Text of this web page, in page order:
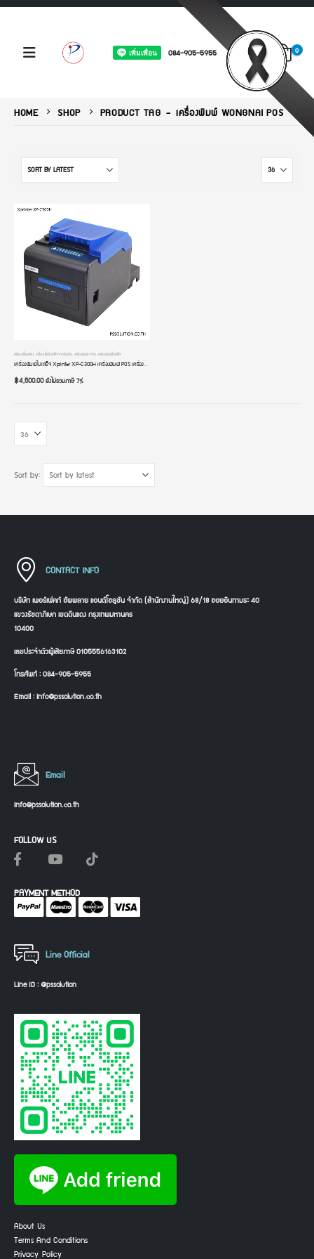
084-905-5955 0
HOME SHOP PRODUCT TAG -เครื่องพิมพ์ WONGNAI POS
เครื่องปริ้นสลิป เครื่องปริ้นใบเสร็จจากมือถือ เครื่องพิมพ์ POS เครื่องพิมพ์ใบเสร็จ
เครื่องพิมพ์ใบเสร็จ Xprinter XP-C300H เครื่องพิมพ์ POS เครื่องปริ้นใบเสร็จ ขนาด 80mm/58mm ระบบความร้อน USB+LAN+RS232 มีไฟ มีเสียงแจ้งเตือน
฿4,500.00ยังไม่รวมภาษี 7%
Sort by:
CONTACT INFO
บริษัท เพอร์เฟคท์ ซัพพลาย แอนด์โซลูชัน จำกัด (สำนักงานใหญ่) 68/18 ซอยอินทามระ 40
แขวงรัชดาภิเษก เขตดินแดง กรุงเทพมหานคร
10400
เลขประจำตัวผู้เสียภาษี 0105556163102
โทรศัพท์ : 084-905-5955
Email : info@pssolution.co.th
Line Official
Line ID : @pssolution
About Us
Terms And Conditions
Privacy Policy
Email
info@pssolution.co.th
FOLLOW US
PAYMENT METHOD